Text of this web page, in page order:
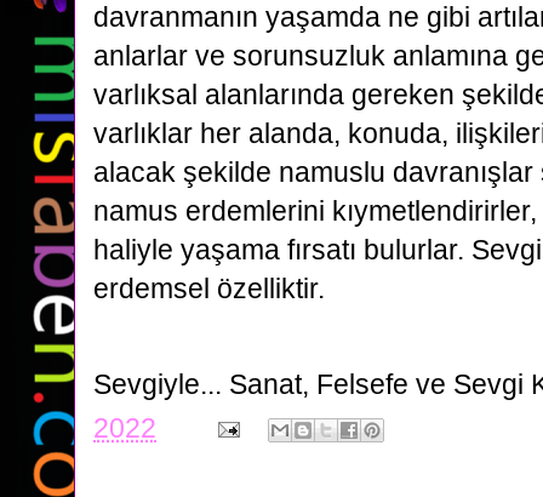
davranmanın yaşamda ne gibi
anlarlar ve sorunsuzluk anlamına
varlıksal alanlarında gereken
varlıklar her alanda, konuda,
alacak şekilde namuslu
namus erdemlerini
haliyle yaşama fırsatı bulurlar.
erdemsel özelliktir.
Sevgiyle... Sanat, Felsefe ve Sevgi
2022